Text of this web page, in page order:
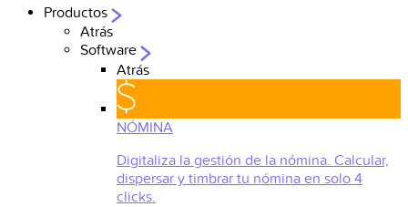
Productos
Atrás
Software
Atrás
NÓMINA
Digitaliza la gestión de la nómina. Calcular,
dispersar y timbrar tu nómina en solo 4
clicks.